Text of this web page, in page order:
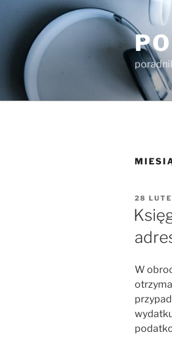
Przejdź
treści
W
28
W